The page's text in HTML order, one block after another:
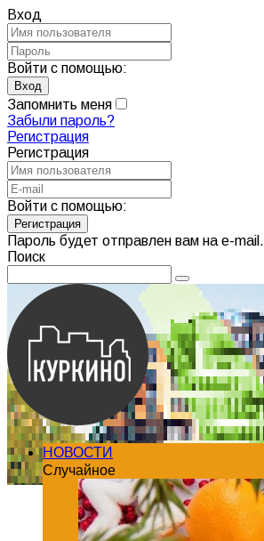
Вход
Войти с помощью:
Запомнить меня
Забыли пароль?
Регистрация
Регистрация
Войти с помощью:
Пароль будет отправлен вам на e-mail.
Поиск
НОВОСТИ
Случайное